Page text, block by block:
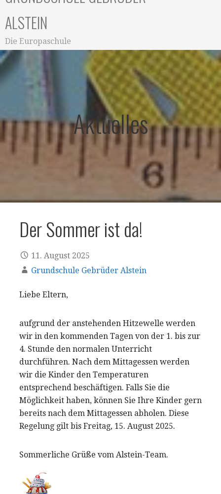
ALSTEIN
Die Europaschule
Aktuelles
Der Sommer ist da!
11. August 2025
Grundschule Gebrüder Alstein
Liebe Eltern,
aufgrund der anstehenden Hitzewelle werden
wir in den kommenden Tagen von der 1. bis zur
4. Stunde den normalen Unterricht
durchführen. Nach dem Mittagessen werden
wir die Kinder den Temperaturen
entsprechend beschäftigen. Falls Sie die
Möglichkeit haben, können Sie Ihre Kinder gern
bereits nach dem Mittagessen abholen. Diese
Regelung gilt bis Freitag, 15. August 2025.
Sommerliche Grüße vom Alstein-Team.